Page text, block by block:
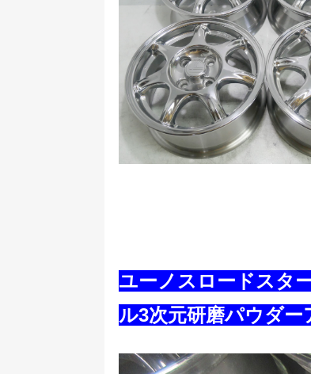
ユーノスロードスタ
ル3次元研磨パウダ